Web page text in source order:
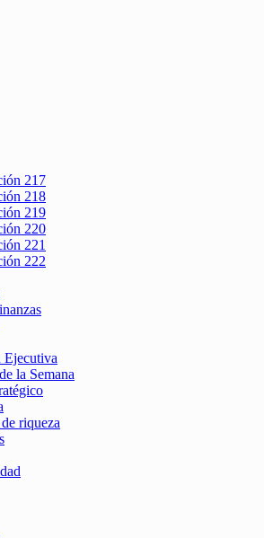
217
218
219
220
221
222
Ejecutiva
la Semana
riqueza